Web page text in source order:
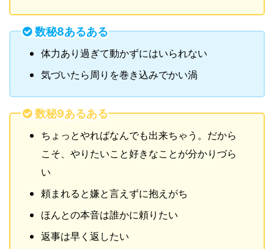
数秘8あるある
体力あり過ぎて動かずにはいられない
気づいたら周りを巻き込みでかい渦
数秘9あるある
ちょっとやればなんでも出来ちゃう。だから
こそ、やりたいこと好きなことが分かりづら
い
頼まれると嫌と言えずに抱えがち
ほんとの本音は誰かに頼りたい
返事は早く返したい